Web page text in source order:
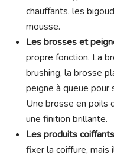
chauffants, les
mousse.
Les brosses et
propre fonction. La
brushing, la brosse
peigne à queue pour
Une brosse en poils
une finition brillante.
Les produits
fixer la coiffure, mais